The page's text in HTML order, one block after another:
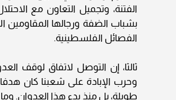
الفتنة، وتجميل التعاون مع
بشباب الضفة ورجالها المقاومين
الفصائل الفلسطينية.
ثالثا، إن التوصل لاتفاق لوقف
وحرب الإبادة على شعبنا كان
طويلة، بل منذ بدء هذا العدوان. وما